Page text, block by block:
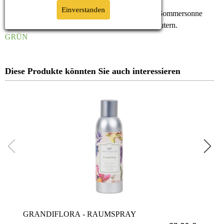
Der Duft der blühenden Lavendelfelder unter der Sommersonne
Frankreichs wird fein abgestimmt mit frischen Kräutern.
GRÜN
Diese Produkte könnten Sie auch interessieren
GRANDIFLORA - RAUMSPRAY
Einverstanden